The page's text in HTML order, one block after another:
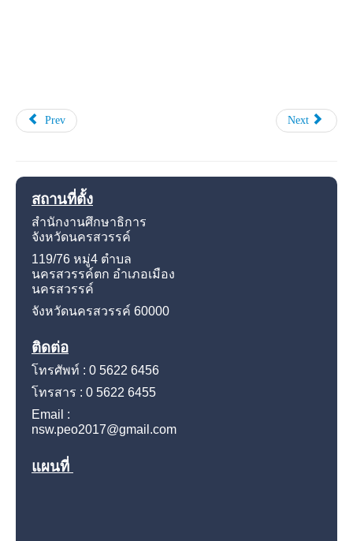
Prev Next
สถานที่ตั้ง
สำนักงานศึกษาธิการ
จังหวัดนครสวรรค์
119/76 หมู่4 ตำบล
นครสวรรค์ตก อำเภอเมือง
นครสวรรค์
จังหวัดนครสวรรค์ 60000
ติดต่อ
โทรศัพท์ : 0 5622 6456
โทรสาร : 0 5622 6455
Email :
nsw.peo2017@gmail.com
แผนที่